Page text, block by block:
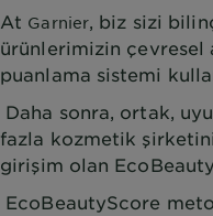
At Garnier, biz sizi
ürünlerimizin
puanlama sistemi
Daha sonra, ortak,
fazla kozmetik
girişim olan
EcoBeautyScore